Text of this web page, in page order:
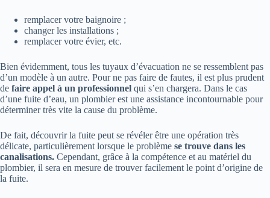
remplacer votre baignoire ;
changer les installations ;
remplacer votre évier, etc.
Bien évidemment, tous les tuyaux d’évacuation ne se ressemblent pas
d’un modèle à un autre. Pour ne pas faire de fautes, il est plus prudent
de faire appel à un professionnel qui s’en chargera. Dans le cas
d’une fuite d’eau, un plombier est une assistance incontournable pour
déterminer très vite la cause du problème.
De fait, découvrir la fuite peut se révéler être une opération très
délicate, particulièrement lorsque le problème se trouve dans les
canalisations. Cependant, grâce à la compétence et au matériel du
plombier, il sera en mesure de trouver facilement le point d’origine de
la fuite.